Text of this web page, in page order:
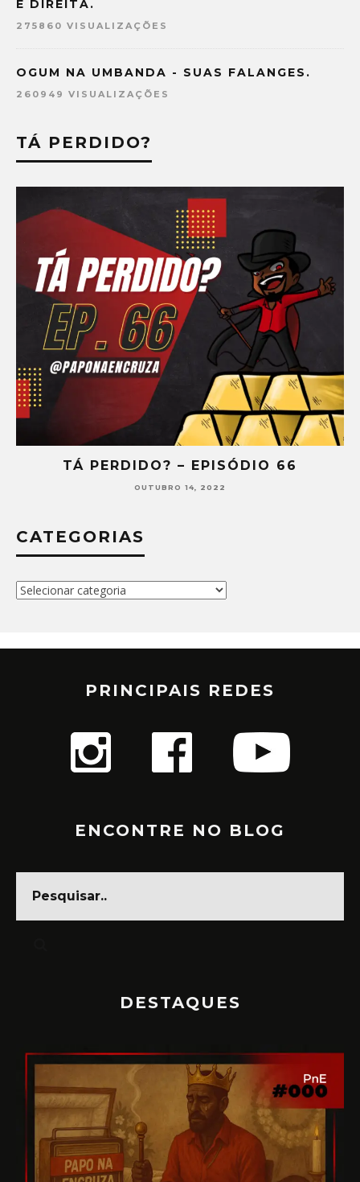
E DIREITA.
275860 VISUALIZAÇÕES
OGUM NA UMBANDA - SUAS FALANGES.
260949 VISUALIZAÇÕES
TÁ PERDIDO?
TÁ PERDIDO? – EPISÓDIO 66
OUTUBRO 14, 2022
CATEGORIAS
Categorias
PRINCIPAIS REDES
ENCONTRE NO BLOG
DESTAQUES